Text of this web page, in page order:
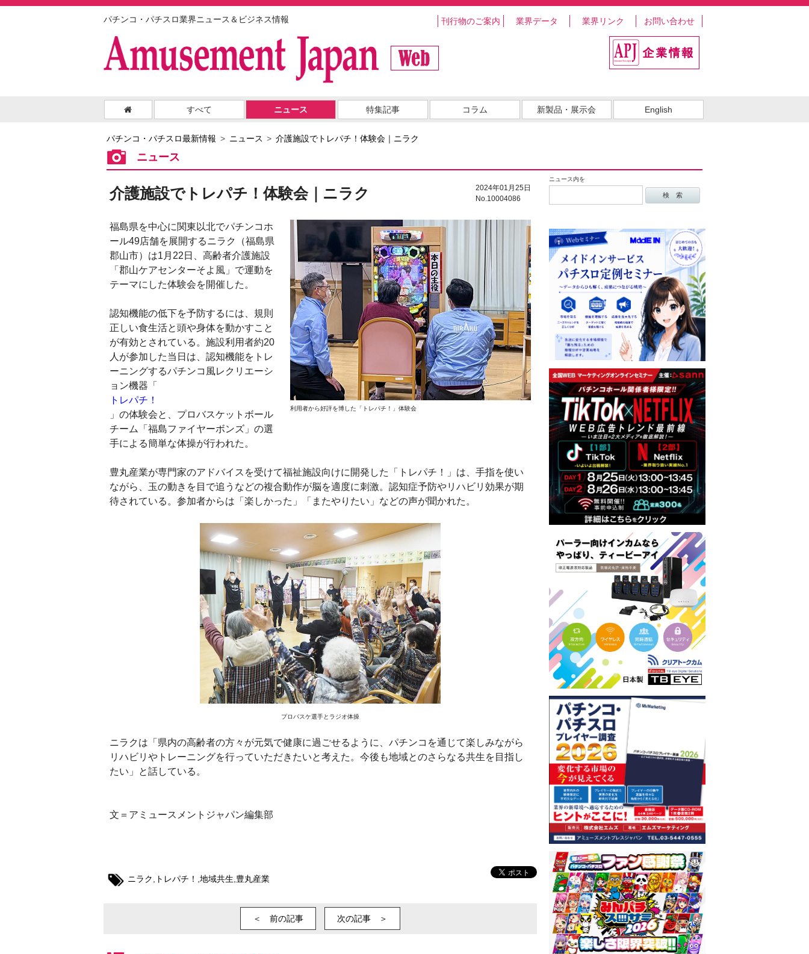
パチンコ・パチスロ業界ニュース＆ビジネス情報 刊行物のご案内 業界データ 業界リンク お問い合わせ
すべて ニュース 特集記事 コラム 新製品・展示会 English
パチンコ・パチスロ最新情報 ニュース 介護施設でトレパチ！体験会｜ニラク
ニュース
ニュース内を
2024年01月25日
No.10004086
介護施設でトレパチ！体験会｜ニラク
利用者から好評を博した「トレパチ！」体験会
福島県を中心に関東以北でパチンコホ
ール49店舗を展開するニラク（福島県
郡山市）は1月22日、高齢者介護施設
「郡山ケアセンターそよ風」で運動を
テーマにした体験会を開催した。
認知機能の低下を予防するには、規則
正しい食生活と頭や身体を動かすこと
が有効とされている。施設利用者約20
人が参加した当日は、認知機能をトレ
ーニングするパチンコ風レクリエーシ
ョン機器「
トレパチ！
」の体験会と、プロバスケットボール
チーム「福島ファイヤーボンズ」の選
手による簡単な体操が行われた。
豊丸産業が専門家のアドバイスを受けて福祉施設向けに開発した「トレパチ！」は、手指を使い
ながら、玉の動きを目で追うなどの複合動作が脳を適度に刺激。認知症予防やリハビリ効果が期
待されている。参加者からは「楽しかった」「またやりたい」などの声が聞かれた。
プロバスケ選手とラジオ体操
ニラクは「県内の高齢者の方々が元気で健康に過ごせるように、パチンコを通じて楽しみながら
リハビリやトレーニングを行っていただきたいと考えた。今後も地域とのさらなる共生を目指し
たい」と話している。
文＝アミュースメントジャパン編集部
ニラク, トレパチ！ ,地域共生,豊丸産業
＜ 前の記事 次の記事 ＞